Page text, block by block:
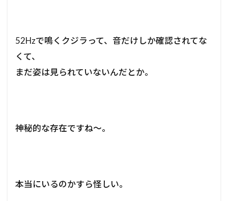
52Hzで鳴くクジラって、音だけしか確認されてな
くて、
まだ姿は見られていないんだとか。
神秘的な存在ですね～。
本当にいるのかすら怪しい。